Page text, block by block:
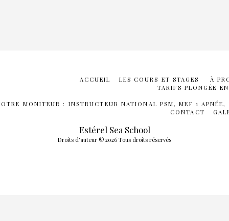
Estérel Sea School
Droits d'auteur © 2026 Tous droits réservés
ACCUEIL LES COURS ET STAGES
À
TARIFS PLONGÉE
MONITEUR : INSTRUCTEUR NATIONAL PSM, MEF 1
CONTACT